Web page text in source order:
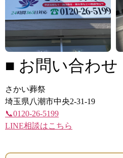
■ お問い合わせ
さかい葬祭
埼玉県八潮市中央2-31-19
📞0120-26-5199
LINE相談はこちら